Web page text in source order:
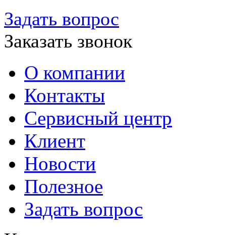
Задать вопрос
Заказать звонок
О компании
Контакты
Сервисный центр
Клиент
Новости
Полезное
Задать вопрос